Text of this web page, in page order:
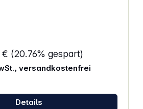
plosivfreie und saubere
Nachbearbeitung benötigen.
für Vocals,
oder laute Klangquellen wie
maximalen Schalldruckpegel
perfekt für unterschiedlichste
Eigenschaften: 1-Zoll
€ (20.76% gespart)
versandkostenfrei
Details